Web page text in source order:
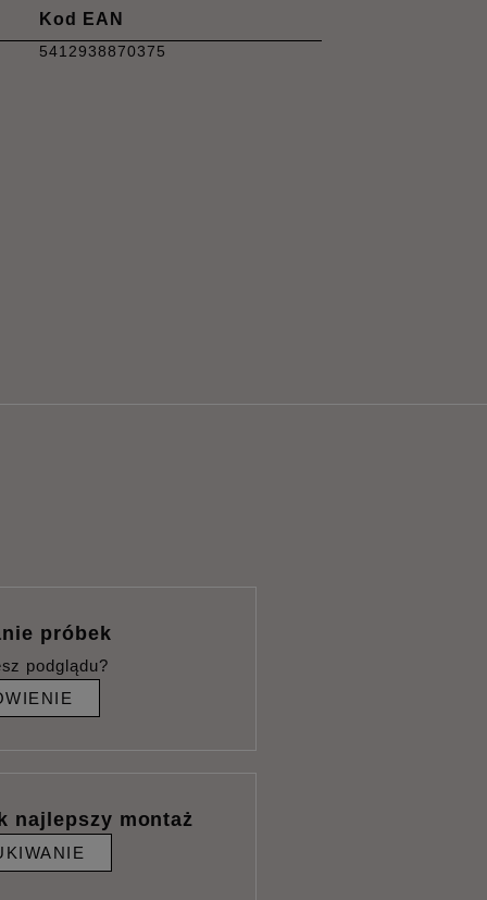
Kod EAN
5412938870375
próbek
podglądu?
najlepszy montaż